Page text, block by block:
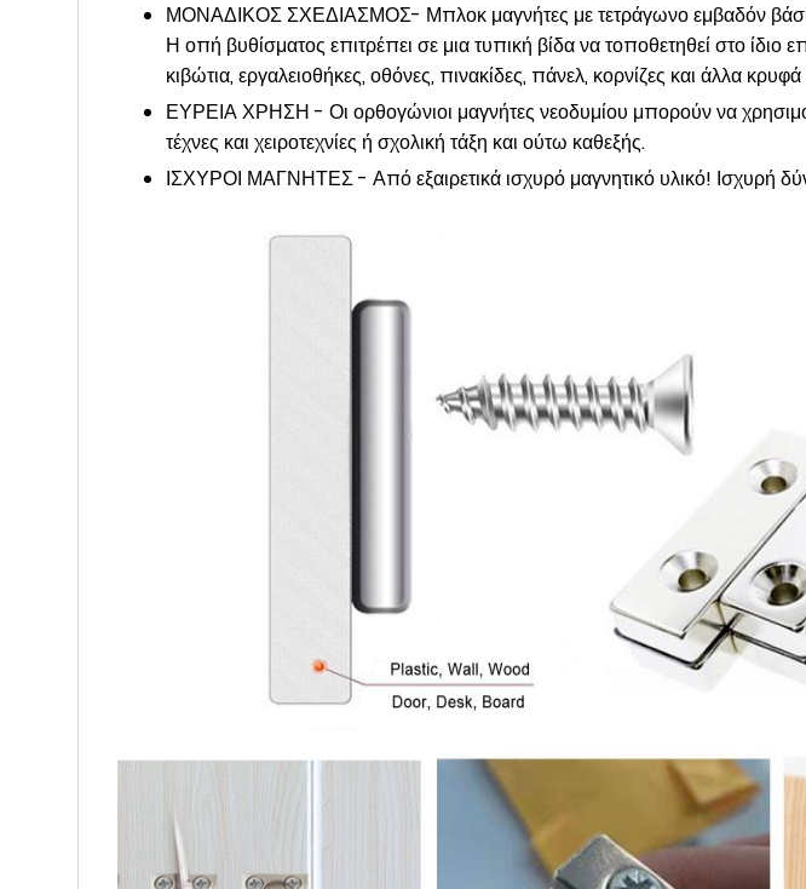
ΜΟΝΑΔΙΚΟΣ ΣΧΕΔΙΑΣΜΟΣ- Μπλοκ μαγνήτες με τετράγωνο εμβαδόν
Η οπή βυθίσματος επιτρέπει σε μια τυπική βίδα να τοποθετηθεί στο
κιβώτια, εργαλειοθήκες, οθόνες, πινακίδες, πάνελ, κορνίζες και άλλα
ΕΥΡΕΙΑ ΧΡΗΣΗ - Οι ορθογώνιοι μαγνήτες νεοδυμίου μπορούν να
τέχνες και χειροτεχνίες ή σχολική τάξη και ούτω καθεξής.
ΙΣΧΥΡΟΙ ΜΑΓΝΗΤΕΣ - Από εξαιρετικά ισχυρό μαγνητικό υλικό! Ισχυρή